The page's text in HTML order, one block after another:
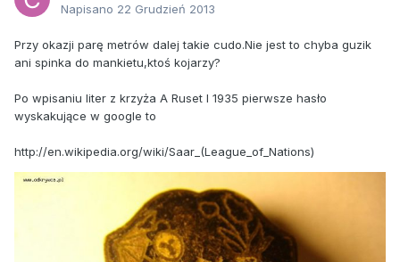
Napisano 22 Grudzień 2013
Przy okazji parę metrów dalej takie cudo.Nie jest to chyba guzik
ani spinka do mankietu,ktoś kojarzy?
Po wpisaniu liter z krzyża A Ruset I 1935 pierwsze hasło
wyskakujące w google to
http://en.wikipedia.org/wiki/Saar_(League_of_Nations)